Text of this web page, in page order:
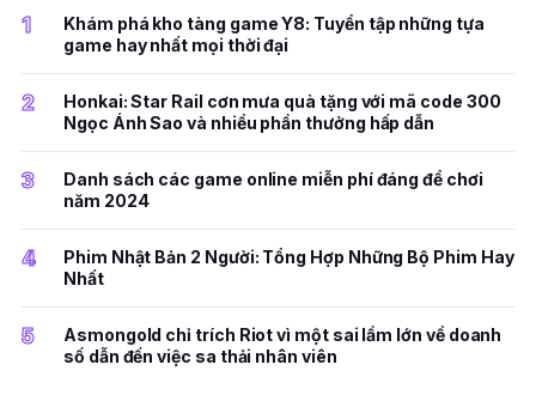
1
Khám phá kho tàng game Y8: Tuyển tập những tựa
game hay nhất mọi thời đại
2
Honkai: Star Rail cơn mưa quà tặng với mã code 300
Ngọc Ánh Sao và nhiều phần thưởng hấp dẫn
3
Danh sách các game online miễn phí đáng để chơi
năm 2024
4
Phim Nhật Bản 2 Người: Tổng Hợp Những Bộ Phim Hay
Nhất
5
Asmongold chỉ trích Riot vì một sai lầm lớn về doanh
số dẫn đến việc sa thải nhân viên